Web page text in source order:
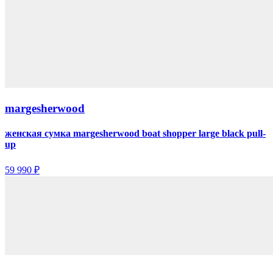
margesherwood
женская сумка margesherwood boat shopper large black pull-
up
59 990 ₽